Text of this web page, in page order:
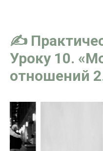
✍️
Уроку 10.
отношений